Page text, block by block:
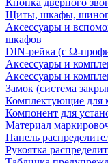
Кнопка дверного
Щиты, шкафы,
Аксессуары и
шкафов
DIN-рейка (с Ω-
Аксессуары и
Аксессуары и
Замок (система
Комплектующие для
Компонент для
Материал
Панель
Рукоятка